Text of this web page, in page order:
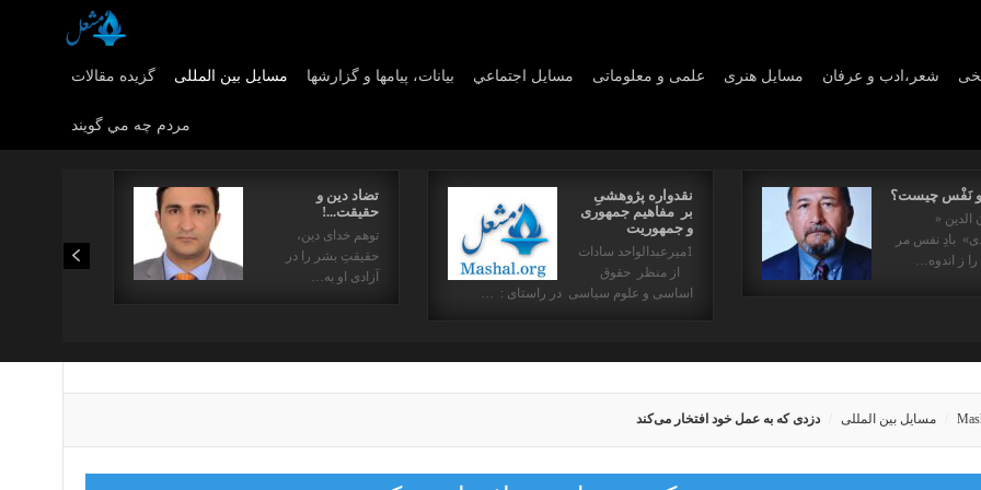
گزیده مقالات مسایل بین المللی بیانات، پیامها و گزارشها مسايل اجتماعي علمی و معلوماتی مسايل هنری شعر،ادب و عرفان
مردم چه مي گويند
تضاد دین و
حقیقت...!
توهم خدای دین،
حقیقتِ بشر را در
آزادی او به…
نقدواره پژوهشیِ
بر مفاهیم جمهوری
و جمهوریت
1میرعبدالواحد سادات
از منظر حقوق
اساسی و علوم سیاسی در راستای : …
و نَفْس چیست؟
الدین «
بادِ نفس مر
را ز اندوه…
مسایل بین المللی دزدی که به عمل خود افتخار می‌کند